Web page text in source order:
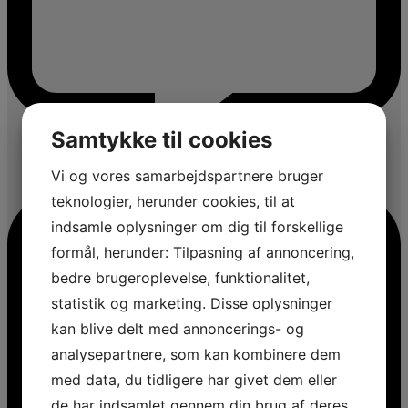
Samtykke til cookies
Vi og vores samarbejdspartnere bruger
teknologier, herunder cookies, til at
indsamle oplysninger om dig til forskellige
formål, herunder: Tilpasning af annoncering,
bedre brugeroplevelse, funktionalitet,
statistik og marketing. Disse oplysninger
kan blive delt med annoncerings- og
analysepartnere, som kan kombinere dem
med data, du tidligere har givet dem eller